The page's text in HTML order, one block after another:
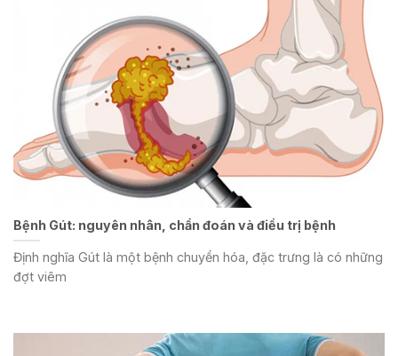
Bệnh Gút: nguyên nhân, chẩn đoán và điều trị bệnh
Định nghĩa Gút là một bệnh chuyển hóa, đặc trưng là có những
đợt viêm